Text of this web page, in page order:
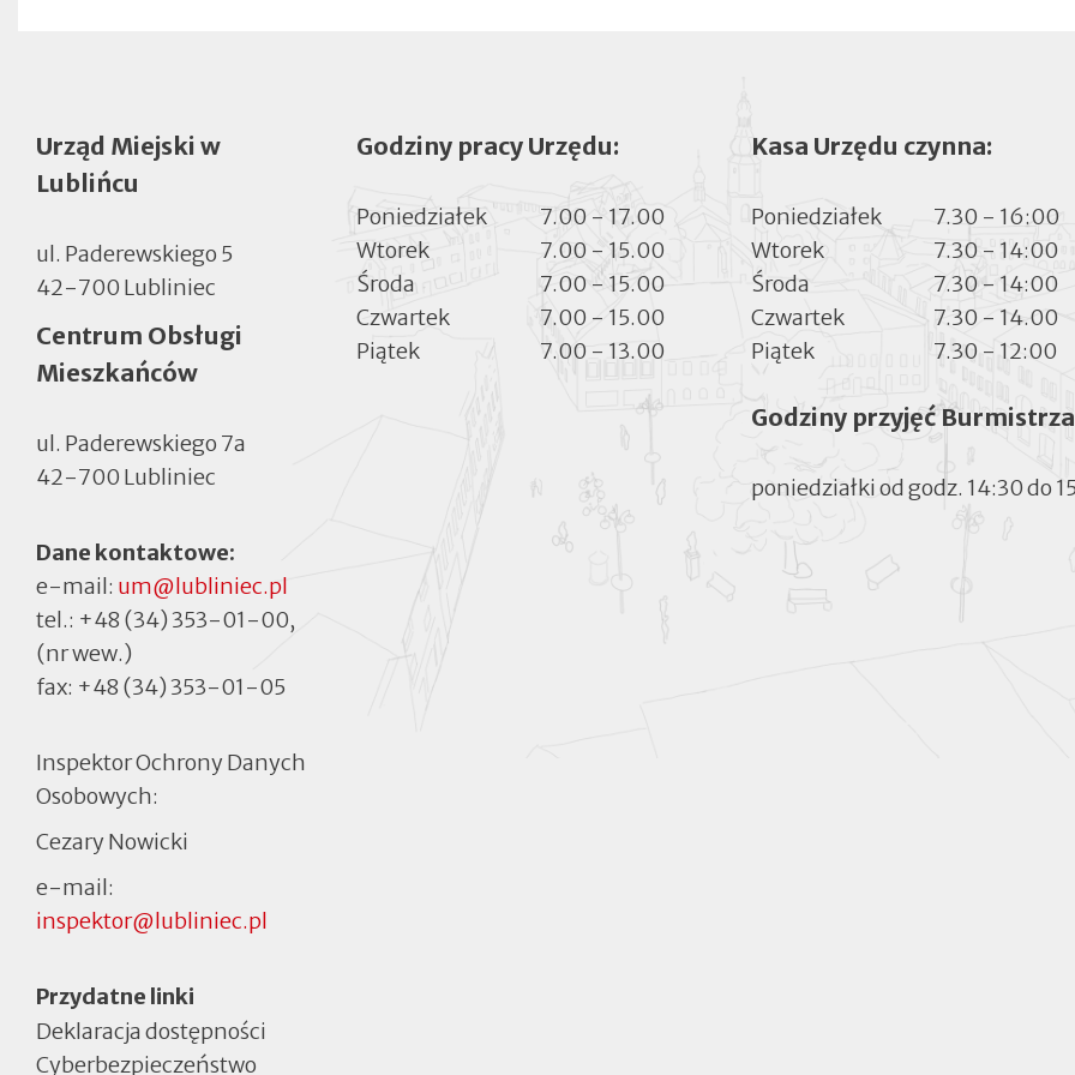
Urząd Miejski w
Lublińcu
ul. Paderewskiego 5
42-700 Lubliniec
Centrum Obsługi
Mieszkańców
ul. Paderewskiego 7a
42-700 Lubliniec
Dane kontaktowe:
e-mail: um@lubliniec.pl
tel.: +48 (34) 353-01-00,
(nr wew.)
fax: +48 (34) 353-01-05
Inspektor Ochrony Danych
Osobowych:
Cezary Nowicki
e-mail:
inspektor@lubliniec.pl
Menu
Przydatne linki
Deklaracja dostępności
Cyberbezpieczeństwo
Godziny pracy Urzędu:
Poniedziałek
7.00 - 17.00
Wtorek
7.00 - 15.00
Środa
7.00 - 15.00
Czwartek
7.00 - 15.00
Piątek
7.00 - 13.00
Kasa Urzędu czynna:
Poniedziałek
7.30 - 16:00
Wtorek
7.30 - 14:00
Środa
7.30 - 14:00
Czwartek
7.30 - 14.00
Piątek
7.30 - 12:00
Godziny przyjęć
poniedziałki od godz. 14:30 do